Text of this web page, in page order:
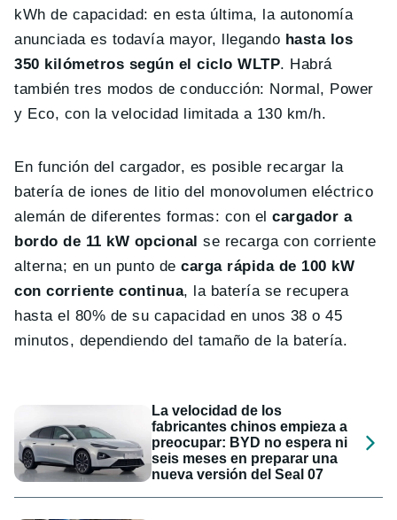
kWh de capacidad: en esta última, la autonomía
anunciada es todavía mayor, llegando hasta los
350 kilómetros según el ciclo WLTP. Habrá
también tres modos de conducción: Normal, Power
y Eco, con la velocidad limitada a 130 km/h.
En función del cargador, es posible recargar la
batería de iones de litio del monovolumen eléctrico
alemán de diferentes formas: con elcargador a
bordo de 11 kW opcional se recarga con corriente
alterna; en un punto decarga rápida de 100 kW
con corriente continua, la batería se recupera
hasta el 80% de su capacidad en unos 38 o 45
minutos, dependiendo del tamaño de la batería.
La velocidad de los
fabricantes chinos empieza a
preocupar: BYD no espera ni
seis meses en preparar una
nueva versión del Seal 07